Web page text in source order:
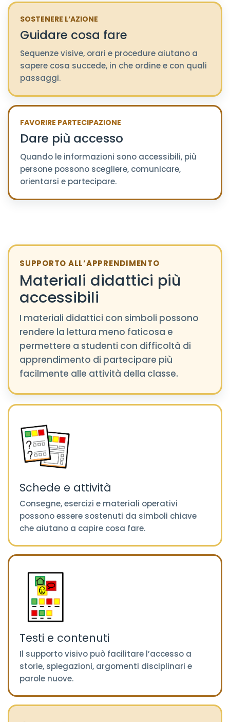
SOSTENERE L’AZIONE
Guidare cosa fare
Sequenze visive, orari e procedure aiutano a
sapere cosa succede, in che ordine e con quali
passaggi.
FAVORIRE PARTECIPAZIONE
Dare più accesso
Quando le informazioni sono accessibili, più
persone possono scegliere, comunicare,
orientarsi e partecipare.
SUPPORTO ALL’APPRENDIMENTO
Materiali didattici più
accessibili
I materiali didattici con simboli possono
rendere la lettura meno faticosa e
permettere a studenti con difficoltà di
apprendimento di partecipare più
facilmente alle attività della classe.
Schede e attività
Consegne, esercizi e materiali operativi
possono essere sostenuti da simboli chiave
che aiutano a capire cosa fare.
Testi e contenuti
Il supporto visivo può facilitare l’accesso a
storie, spiegazioni, argomenti disciplinari e
parole nuove.